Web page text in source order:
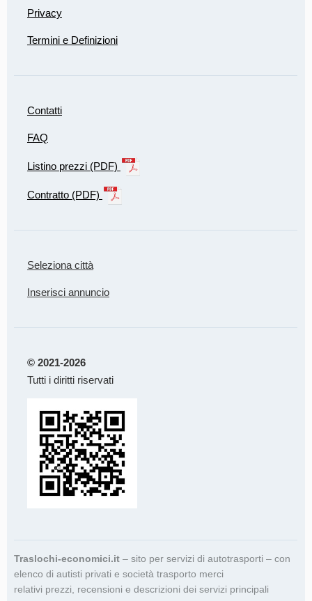
Privacy
Termini e Definizioni
Contatti
FAQ
Listino prezzi (PDF)
Contratto (PDF)
Seleziona città
Inserisci annuncio
© 2021-2026
Tutti i diritti riservati
Traslochi-economici.it – sito per servizi di autotrasporti – con
elenco di autisti privati e società trasporto merci
relativi prezzi, recensioni e descrizioni dei servizi principali